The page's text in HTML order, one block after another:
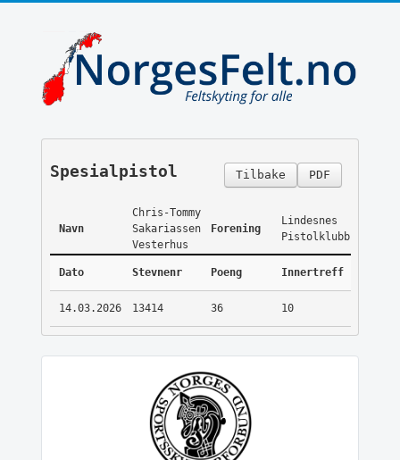
PDF
Tilbake
Spesialpistol
Navn
Chris-Tommy
Sakariassen
Vesterhus
Forening
Lindesnes
Pistolklubb
Dato Stevnenr Poeng Innertreff
14.03.2026 13414 36 10